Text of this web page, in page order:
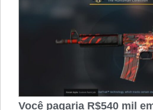
Você pagaria R$540 mil